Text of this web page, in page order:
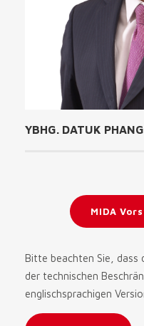
YBHG. DATUK
MIDA
Bitte beachten Sie, dass
der technischen
englischsprachigen